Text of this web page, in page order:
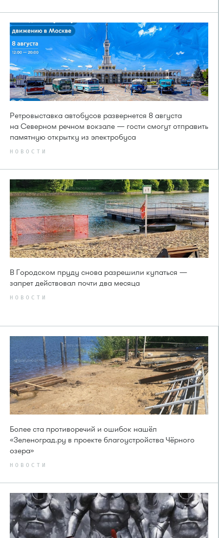
Ретровыставка автобусов развернется 8 августа
на Северном речном вокзале — гости смогут отправить
памятную открытку из электробуса
НОВОСТИ
В Городском пруду снова разрешили купаться —
запрет действовал почти два месяца
НОВОСТИ
Более ста противоречий и ошибок нашёл
«Зеленоград.ру в проекте благоустройства Чёрного
озера»
НОВОСТИ